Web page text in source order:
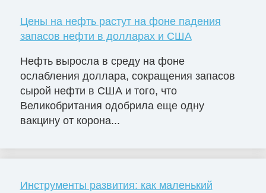
Цены на нефть растут на фоне падения
запасов нефти в долларах и США
Нефть выросла в среду на фоне
ослабления доллара, сокращения запасов
сырой нефти в США и того, что
Великобритания одобрила еще одну
вакцину от корона...
Инструменты развития: как маленький